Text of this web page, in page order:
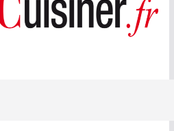
le digestif se fait gourmand avec
Larher
enchères un whisky japonais